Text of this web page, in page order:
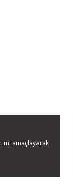
amaçlayarak